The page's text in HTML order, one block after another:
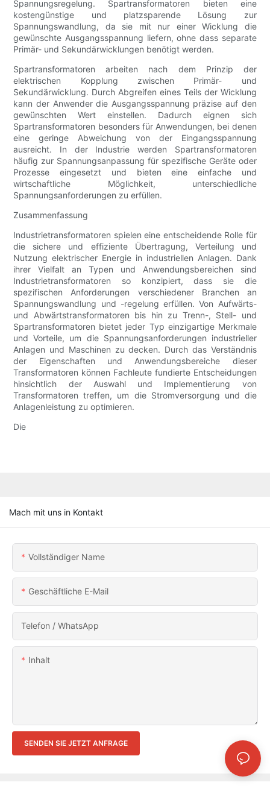
Spannungsregelung. Spartransformatoren bieten eine
kostengünstige und platzsparende Lösung zur
Spannungswandlung, da sie mit nur einer Wicklung die
gewünschte Ausgangsspannung liefern, ohne dass separate
Primär- und Sekundärwicklungen benötigt werden.
Spartransformatoren arbeiten nach dem Prinzip der
elektrischen Kopplung zwischen Primär- und
Sekundärwicklung. Durch Abgreifen eines Teils der Wicklung
kann der Anwender die Ausgangsspannung präzise auf den
gewünschten Wert einstellen. Dadurch eignen sich
Spartransformatoren besonders für Anwendungen, bei denen
eine geringe Abweichung von der Eingangsspannung
ausreicht. In der Industrie werden Spartransformatoren
häufig zur Spannungsanpassung für spezifische Geräte oder
Prozesse eingesetzt und bieten eine einfache und
wirtschaftliche Möglichkeit, unterschiedliche
Spannungsanforderungen zu erfüllen.
Zusammenfassung
Industrietransformatoren spielen eine entscheidende Rolle für
die sichere und effiziente Übertragung, Verteilung und
Nutzung elektrischer Energie in industriellen Anlagen. Dank
ihrer Vielfalt an Typen und Anwendungsbereichen sind
Industrietransformatoren so konzipiert, dass sie die
spezifischen Anforderungen verschiedener Branchen an
Spannungswandlung und -regelung erfüllen. Von Aufwärts-
und Abwärtstransformatoren bis hin zu Trenn-, Stell- und
Spartransformatoren bietet jeder Typ einzigartige Merkmale
und Vorteile, um die Spannungsanforderungen industrieller
Anlagen und Maschinen zu decken. Durch das Verständnis
der Eigenschaften und Anwendungsbereiche dieser
Transformatoren können Fachleute fundierte Entscheidungen
hinsichtlich der Auswahl und Implementierung von
Transformatoren treffen, um die Stromversorgung und die
Anlagenleistung zu optimieren.
Die
Mach mit uns in Kontakt
Vollständiger Name
Geschäftliche E-Mail
Telefon / WhatsApp
Inhalt
SENDEN SIE JETZT ANFRAGE